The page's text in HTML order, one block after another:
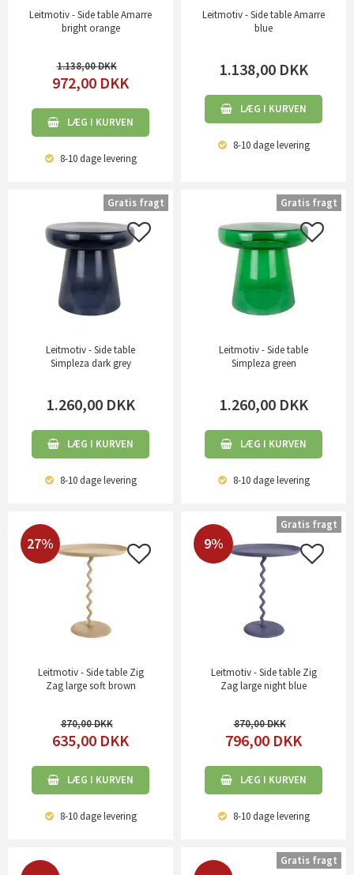
Leitmotiv - Side table Amarre
bright orange
1.138,00
972,00 DKK
LÆG I KURVEN
8-10 dagelevering
Leitmotiv - Side table Amarre
blue
1.138,00 DKK
LÆG I KURVEN
8-10 dagelevering
Leitmotiv - Side table
Simpleza dark grey
1.260,00 DKK
LÆG I KURVEN
8-10 dagelevering
Gratis fragt
Leitmotiv - Side table
Simpleza green
1.260,00 DKK
LÆG I KURVEN
8-10 dagelevering
Gratis fragt
27%
Leitmotiv - Side table Zig
Zag large soft brown
870,00
635,00 DKK
LÆG I KURVEN
8-10 dagelevering
9%
Leitmotiv - Side table Zig
Zag large night blue
870,00
796,00 DKK
LÆG I KURVEN
8-10 dagelevering
Gratis fragt
Gratis fragt